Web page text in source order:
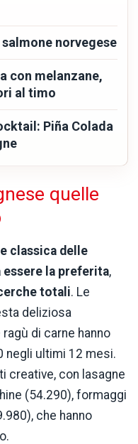
norvegese
con melanzane,
al timo
Piña Colada
quelle
classica delle
essere la preferita,
totali. Le
deliziosa
di carne hanno
negli ultimi 12 mesi.
creative, con lasagne
(54.290), formaggi
che hanno